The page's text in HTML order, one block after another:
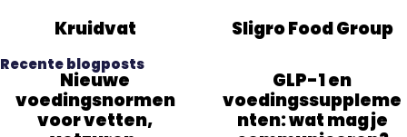
Kruidvat Sligro Food Group
Recente blogposts
Nieuwe
voedingsnormen
voor vetten,
GLP-1 en
voedingssuppleme
nten: wat mag je